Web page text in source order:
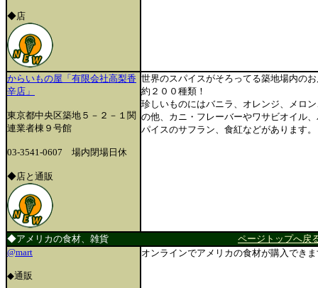
◆店
からいもの屋「有限会社高梨香
辛店」
東京都中央区築地５－２－１関
連業者棟９号館
03-3541-0607 場内閉場日休
◆店と通販
世界のスパイスがそろってる築地場内の
約２００種類！
珍しいものにはバニラ、オレンジ、メロ
の他、カニ・フレーバーやワサビオイル
パイスのサフラン、食紅などがあります。
◆アメリカの食材、雑貨 ページトップへ戻
@mart
◆通販
オンラインでアメリカの食材が購入でき